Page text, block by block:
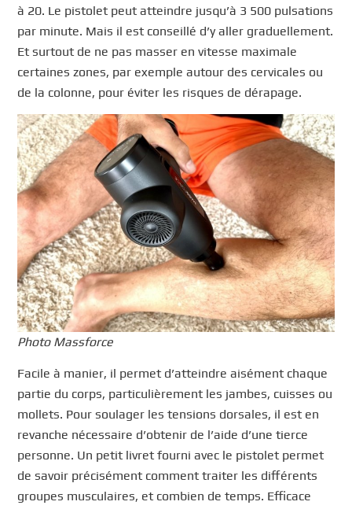
à 20. Le pistolet peut atteindre jusqu’à 3 500 pulsations
par minute. Mais il est conseillé d’y aller graduellement.
Et surtout de ne pas masser en vitesse maximale
certaines zones, par exemple autour des cervicales ou
de la colonne, pour éviter les risques de dérapage.
Photo Massforce
Facile à manier, il permet d’atteindre aisément chaque
partie du corps, particulièrement les jambes, cuisses ou
mollets. Pour soulager les tensions dorsales, il est en
revanche nécessaire d’obtenir de l’aide d’une tierce
personne. Un petit livret fourni avec le pistolet permet
de savoir précisément comment traiter les différents
groupes musculaires, et combien de temps. Efficace